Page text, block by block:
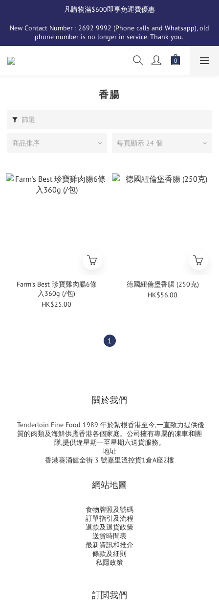
凡購物滿$600即享免運費優惠
New Contact Number : 2692 9992 (Phone calls and Whatsapp), old
phone number is no longer in service. Thank you.
香腸
篩選
商品排序 每頁顯示 24 個
Farm's Best 珍寶雞肉腸6條
入360g (/包)
HK$25.00
德國紐倫堡香腸 (250克)
HK$56.00
1
關於我們
Tenderloin Fine Food 1989 年於紮根香港至今,一直致力提供優
質的肉類及海鮮供應香港各個家庭。公司擁有專屬的凍車和團
隊,提供逢星期一至星期六送貨服務。
地址
香港葵涌健全街 3 號嘉里溫控貨1倉A座2樓
網站地圖
食物牌照及號碼
訂單指引及流程
退款及退貨政策
送貨時間表
最新資訊和推介
條款及細則
私隱政策
訂閲我們